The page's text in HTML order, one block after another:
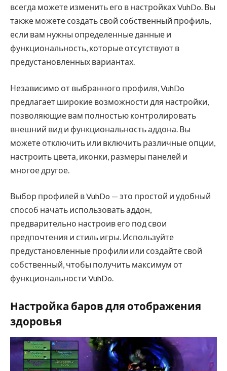
всегда можете изменить его в настройках VuhDo. Вы
также можете создать свой собственный профиль,
если вам нужны определенные данные и
функциональность, которые отсутствуют в
предустановленных вариантах.
Независимо от выбранного профиля, VuhDo
предлагает широкие возможности для настройки,
позволяющие вам полностью контролировать
внешний вид и функциональность аддона. Вы
можете отключить или включить различные опции,
настроить цвета, иконки, размеры панелей и
многое другое.
Выбор профилей в VuhDo — это простой и удобный
способ начать использовать аддон,
предварительно настроив его под свои
предпочтения и стиль игры. Используйте
предустановленные профили или создайте свой
собственный, чтобы получить максимум от
функциональности VuhDo.
Настройка баров для отображения
здоровья